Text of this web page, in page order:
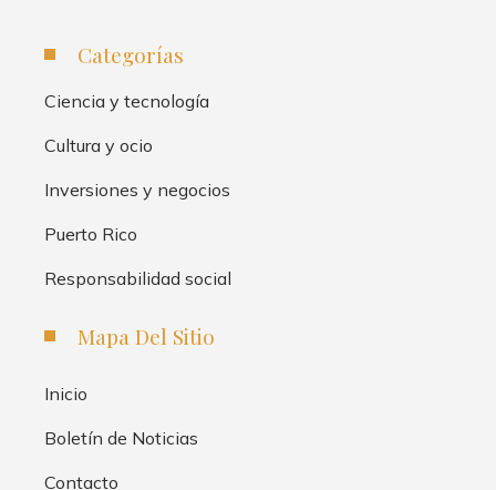
Categorías
Ciencia y tecnología
Cultura y ocio
Inversiones y negocios
Puerto Rico
Responsabilidad social
Mapa Del Sitio
Inicio
Boletín de Noticias
Contacto